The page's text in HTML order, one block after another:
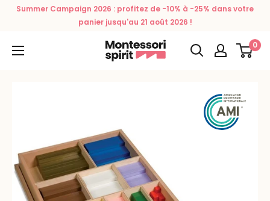
PasserSummer Campaign 2026 : profitez de -10% à -25% dans votre
panier jusqu'au 21 août 2026 !
Montessori
Spirit
0